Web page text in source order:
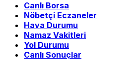
Canlı Borsa
Nöbetçi Eczaneler
Hava Durumu
Namaz Vakitleri
Yol Durumu
Canlı Sonuçlar